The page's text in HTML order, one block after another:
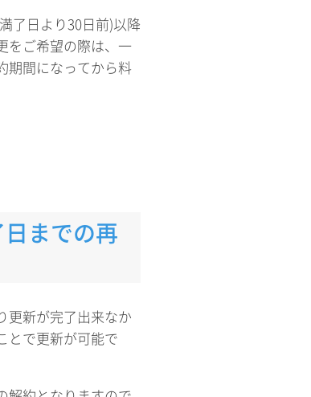
了日より30日前)以降
をご希望の際は、一
期間になってから料
までの再
更新が完了出来なか
とで更新が可能で